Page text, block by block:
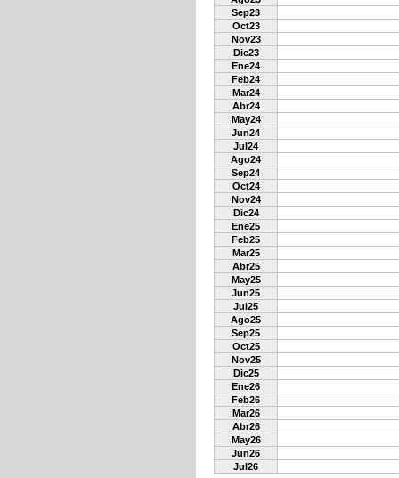
Sep23
Oct23
Nov23
Dic23
Ene24
Feb24
Mar24
Abr24
May24
Jun24
Jul24
Ago24
Sep24
Oct24
Nov24
Dic24
Ene25
Feb25
Mar25
Abr25
May25
Jun25
Jul25
Ago25
Sep25
Oct25
Nov25
Dic25
Ene26
Feb26
Mar26
Abr26
May26
Jun26
Jul26